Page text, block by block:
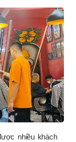
nhiều khách